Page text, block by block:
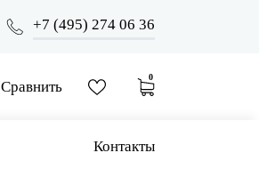
+7 (495) 274 06 36
Сравнить
0
Контакты